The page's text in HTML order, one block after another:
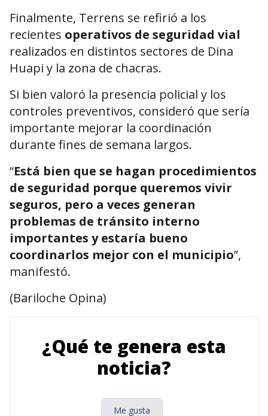
Finalmente, Terrens se refirió a los
recientes operativos de seguridad vial
realizados en distintos sectores de Dina
Huapi y la zona de chacras.
Si bien valoró la presencia policial y los
controles preventivos, consideró que sería
importante mejorar la coordinación
durante fines de semana largos.
“Está bien que se hagan procedimientos
de seguridad porque queremos vivir
seguros, pero a veces generan
problemas de tránsito interno
importantes y estaría bueno
coordinarlos mejor con el municipio”,
manifestó.
(Bariloche Opina)
¿Qué te genera esta
noticia?
Me gusta